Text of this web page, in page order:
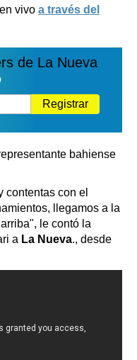
de urgencia
vivo a través del
de La Nueva
Registrar
bahiense
contentas con el
llegamos a la
le contó la
a La Nueva., desde